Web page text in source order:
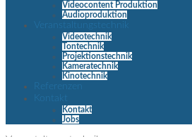
Videocontent Produktion
Audioproduktion
Veranstaltungstechnik
Videotechnik
Tontechnik
Projektionstechnik
Kameratechnik
Kinotechnik
Referenzen
Kontakt
Kontakt
Jobs